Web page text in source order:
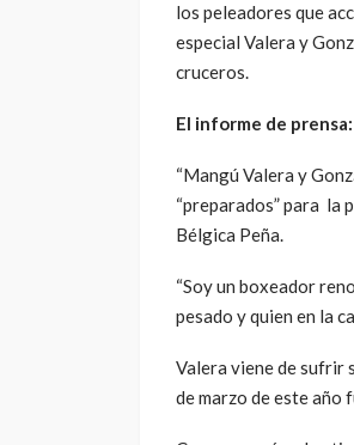
los peleadores que
especial Valera y
cruceros.
El informe de prensa:
“Mangú Valera y
“preparados” para la
Bélgica Peña.
“Soy un boxeador
pesado y quien en la
Valera viene de sufrir
de marzo de este año